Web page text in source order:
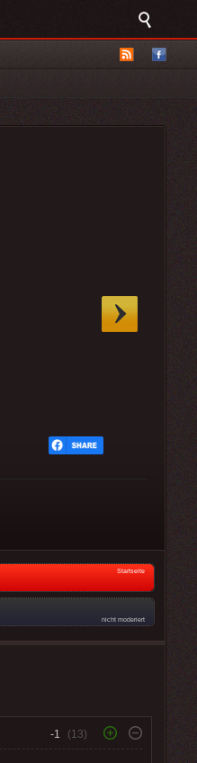
Startseite
nicht moderiert
-1 (13)